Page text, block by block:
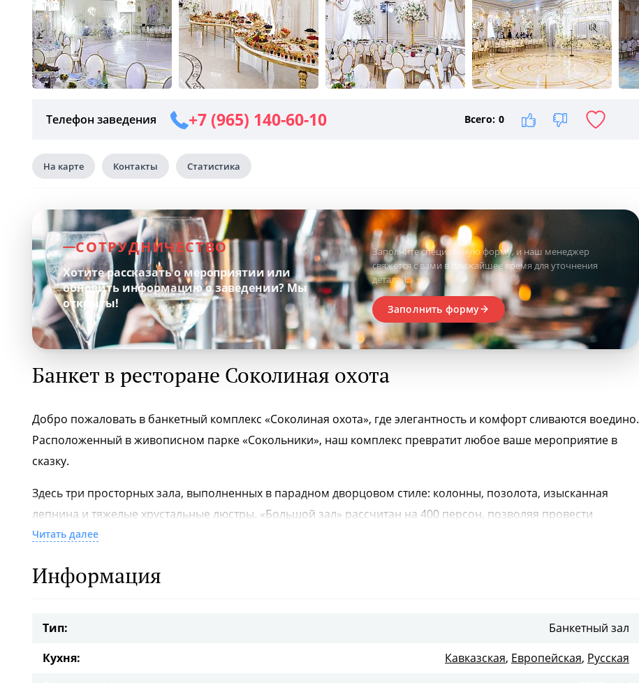
Телефон заведения +7 (965) 140-60-10 Всего: 0
На карте Контакты Статистика
СОТРУДНИЧЕСТВО
Хотите рассказать о мероприятии или
обновить информацию о заведении?Мы
открыты!
Заполните специальную форму, и наш менеджер
свяжется с вами в ближайшее время для уточнения
деталей.
Заполнить форму
Банкет в ресторане Соколиная охота
Добро пожаловать в банкетный комплекс «Соколиная охота», где элегантность и комфорт сливаются воедино.
Расположенный в живописном парке «Сокольники», наш комплекс превратит любое ваше мероприятие в
сказку.
Здесь три просторных зала, выполненных в парадном дворцовом стиле: колонны, позолота, изысканная
лепнина и тяжелые хрустальные люстры. «Большой зал» рассчитан на 400 персон, позволяя провести
пышное торжество. «Малый зал» идеально подходит для семейных праздников, вмещая до 120 гостей. Имеет
насладиться напитками и закусками в приятной атмосфере.
- Малый зал - от 8000 р./чел
Читать далее
Информация
Тип:
Банкетный зал
Кухня:
Кавказская, Европейская, Русская